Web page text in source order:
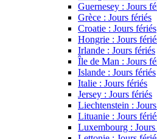
Guernesey : Jours
Grèce : Jours fériés
Croatie : Jours fériés
Hongrie : Jours
Irlande : Jours fériés
Île de Man : Jours
Islande : Jours fériés
Italie : Jours fériés
Jersey : Jours fériés
Liechtenstein :
Lituanie : Jours
Luxembourg : Jours